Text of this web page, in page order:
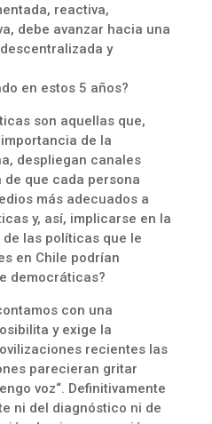
reactiva,
debe avanzar hacia una
y
en estos 5 años?
son aquellas que,
de la
despliegan canales
que cada persona
más adecuados a
y, así, implicarse en la
las políticas que le
en Chile podrían
democráticas?
con una
y exige la
recientes las
parecieran gritar
voz“. Definitivamente
ni del diagnóstico ni de